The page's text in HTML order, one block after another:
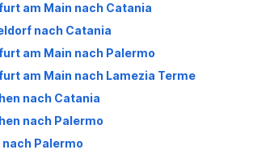
am Main nach Catania
nach Catania
am Main nach Palermo
am Main nach Lamezia Terme
nach Catania
nach Palermo
nach Palermo